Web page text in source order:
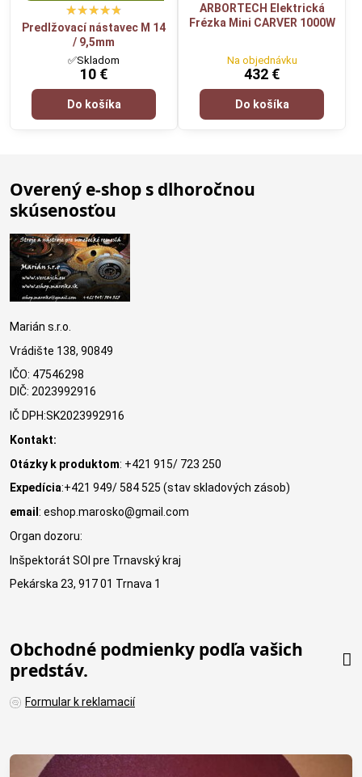
Predlžovací nástavec M 14
/ 9,5mm
✅Skladom
10 €
Do košíka
ARBORTECH Elektrická
Frézka Mini CARVER 1000W
Na objednávku
432 €
Do košíka
Overený e-shop s dlhoročnou
skúsenosťou
Marián s.r.o.
Vrádište 138, 90849
IČO: 47546298
DIČ: 2023992916
IČ DPH:SK2023992916
Kontakt:
Otázky k produktom: +421 915/ 723 250
Expedícia:+421 949/ 584 525 (stav skladových zásob)
email : eshop.marosko@gmail.com
Organ dozoru:
Inšpektorát SOI pre Trnavský kraj
Pekárska 23, 917 01 Trnava 1
Obchodné podmienky podľa vašich
predstáv.
Formular k reklamacií